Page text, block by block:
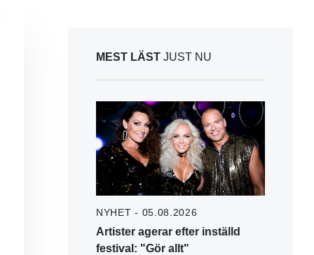
MEST LÄST JUST NU
NYHET - 05.08.2026
Artister agerar efter inställd
festival: "Gör allt"